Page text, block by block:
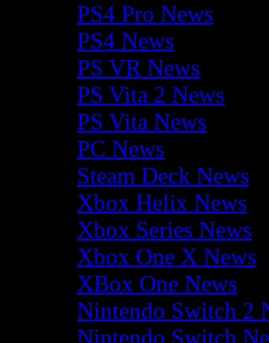
PS4 Pro News
PS4 News
PS VR News
PS Vita 2 News
PS Vita News
PC News
Steam Deck News
Xbox Helix News
Xbox Series News
Xbox One X News
XBox One News
Nintendo Switch 2
Nintendo Switch